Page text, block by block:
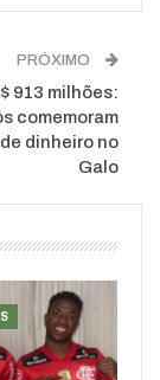
PRÓXIMO
913 milhões:
comemoram
dinheiro no
Galo